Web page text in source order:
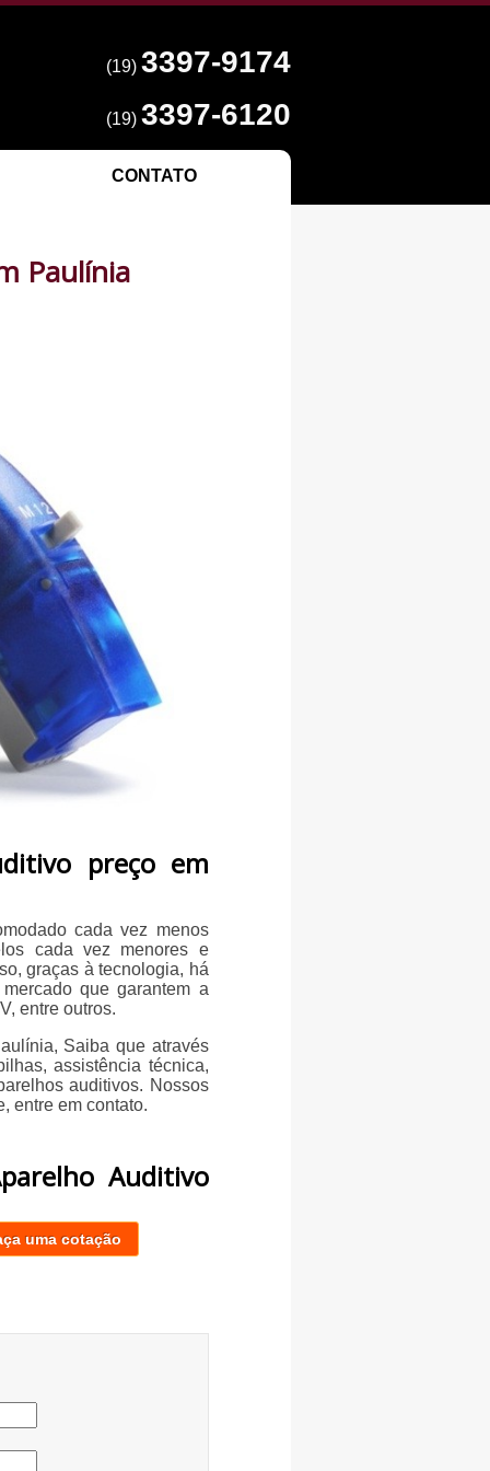
(19) 3397-9174
(19) 3397-6120
CONTATO
Paulínia
preço em
cada vez menos
cada vez menores e
graças à tecnologia, há
que garantem a
entre outros.
Saiba que através
assistência técnica,
auditivos. Nossos
entre em contato.
Auditivo
uma cotação